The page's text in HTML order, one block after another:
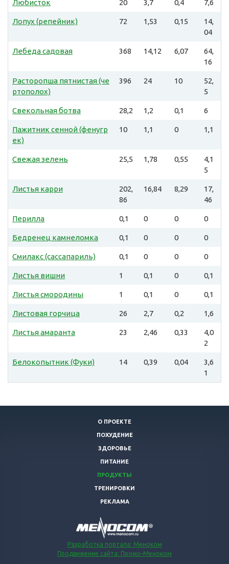
Любисток 20 3,7 0,4 7,6
Лопух (репейник) 72 1,53 0,15
14,
04
Лебеда садовая 368 14,12 6,07
64,
16
Расторопша пятнистая (че
ртополох)
396 24 10
52,
5
Свекольная ботва 28,2 1,2 0,1 6
Пажитник сенной (фенугр
ек)
10 1,1 0 1,1
Свежая зелень 25,5 1,78 0,55
4,1
5
Листья карри
202,
86
16,84 8,29
17,
46
Перилла 0,1 0 0 0
Бедренец камнеломка 0,1 0 0 0
Смилакс (сассапариль) 0,1 0 0 0
Листья вишни 1 0,1 0 0,1
Листья смородины 1 0,1 0 0,1
Листовая горчица 26 2,7 0,2 1,6
Листья амаранта 23 2,46 0,33
4,0
2
Белокопытник (Фуки) 14 0,39 0,04
3,6
1
О ПРОЕКТЕ
ПОХУДЕНИЕ
ЗДОРОВЬЕ
ПИТАНИЕ
ПРОДУКТЫ
ТРЕНИРОВКИ
РЕКЛАМА
Разработка портала: Меноком
Продвижение сайта: Промо-Меноком